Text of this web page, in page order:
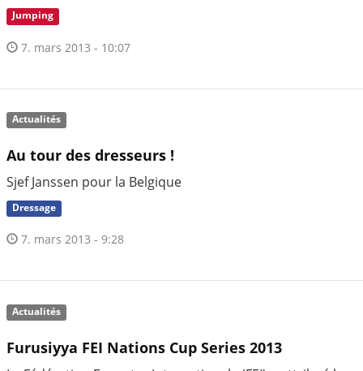
Jumping
7. mars 2013 - 10:07
Actualités
Au tour des dresseurs !
Sjef Janssen pour la Belgique
Dressage
7. mars 2013 - 9:28
Actualités
Furusiyya FEI Nations Cup Series 2013